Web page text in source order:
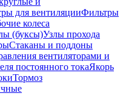
для вентиляцииФильтры
колеса
(буксы)Узлы прохода
Стаканы и поддоны
вентиляторами и
постоянного токаЯкорь
Тормоз